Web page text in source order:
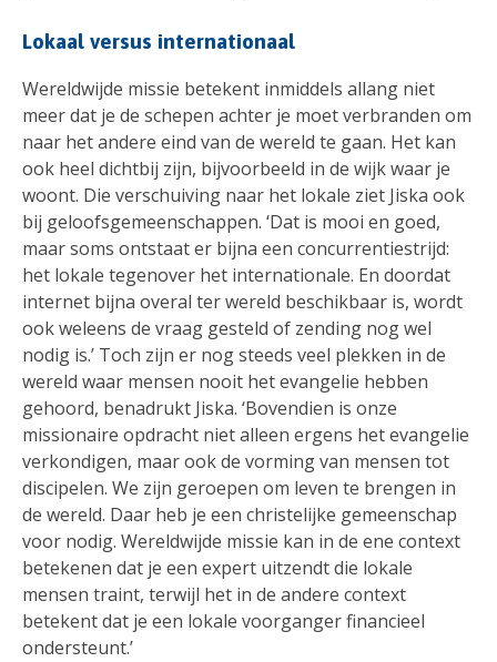
Lokaal versus internationaal
Wereldwijde missie betekent inmiddels allang niet
meer dat je de schepen achter je moet verbranden om
naar het andere eind van de wereld te gaan. Het kan
ook heel dichtbij zijn, bijvoorbeeld in de wijk waar je
woont. Die verschuiving naar het lokale ziet Jiska ook
bij geloofsgemeenschappen. ‘Dat is mooi en goed,
maar soms ontstaat er bijna een concurrentiestrijd:
het lokale tegenover het internationale. En doordat
internet bijna overal ter wereld beschikbaar is, wordt
ook weleens de vraag gesteld of zending nog wel
nodig is.’ Toch zijn er nog steeds veel plekken in de
wereld waar mensen nooit het evangelie hebben
gehoord, benadrukt Jiska. ‘Bovendien is onze
missionaire opdracht niet alleen ergens het evangelie
verkondigen, maar ook de vorming van mensen tot
discipelen. We zijn geroepen om leven te brengen in
de wereld. Daar heb je een christelijke gemeenschap
voor nodig. Wereldwijde missie kan in de ene context
betekenen dat je een expert uitzendt die lokale
mensen traint, terwijl het in de andere context
betekent dat je een lokale voorganger financieel
ondersteunt.’